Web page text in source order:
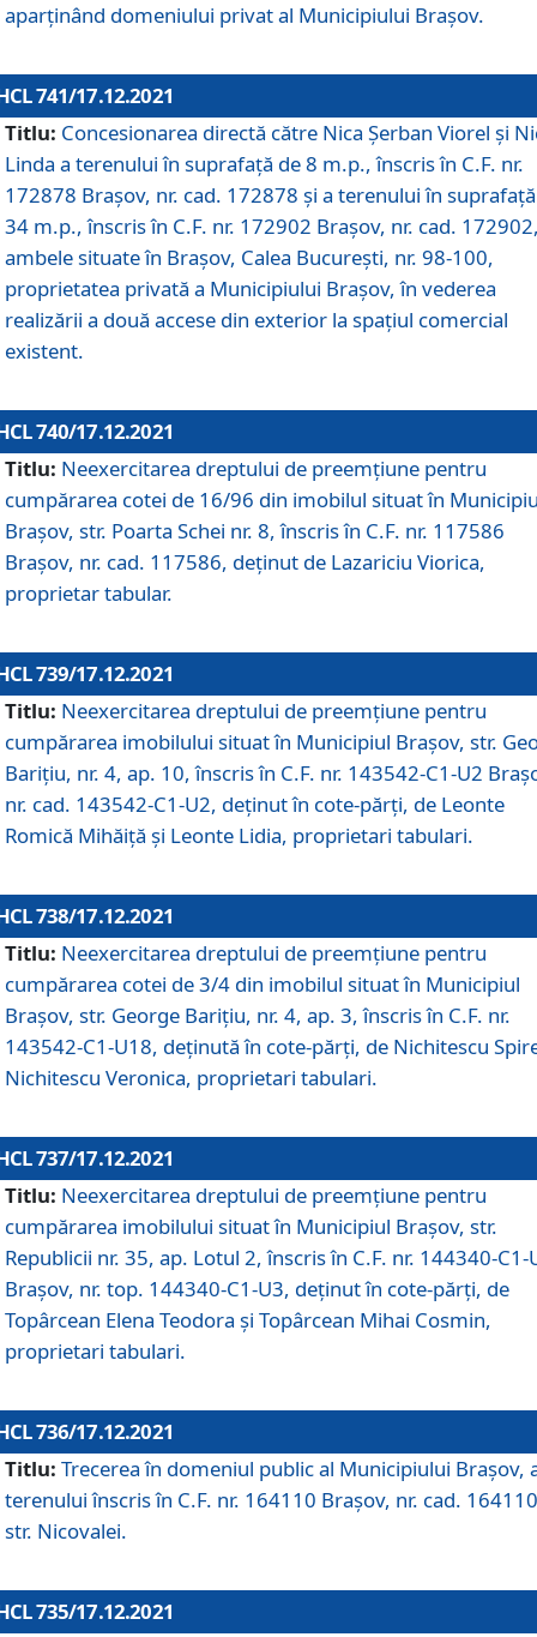
aparținând domeniului privat al Municipiului Brașov.
741/17.12.2021
Titlu: Concesionarea directă către Nica Șerban Viorel și
Linda a terenului în suprafață de 8 m.p., înscris în C.F. nr.
172878 Brașov, nr. cad. 172878 și a terenului în
34 m.p., înscris în C.F. nr. 172902 Brașov, nr. cad.
ambele situate în Brașov, Calea București, nr. 98-100,
proprietatea privată a Municipiului Brașov, în vederea
realizării a două accese din exterior la spațiul comercial
existent.
740/17.12.2021
Titlu: Neexercitarea dreptului de preemţiune pentru
cumpărarea cotei de 16/96 din imobilul situat în
Braşov, str. Poarta Schei nr. 8, înscris în C.F. nr. 117586
Brașov, nr. cad. 117586, deținut de Lazariciu Viorica,
proprietar tabular.
739/17.12.2021
Titlu: Neexercitarea dreptului de preemţiune pentru
cumpărarea imobilului situat în Municipiul Braşov, str.
Barițiu, nr. 4, ap. 10, înscris în C.F. nr. 143542-C1-U2
nr. cad. 143542-C1-U2, deținut în cote-părți, de Leonte
Romică Mihăiță și Leonte Lidia, proprietari tabulari.
738/17.12.2021
Titlu: Neexercitarea dreptului de preemţiune pentru
cumpărarea cotei de 3/4 din imobilul situat în Municipiul
Braşov, str. George Barițiu, nr. 4, ap. 3, înscris în C.F. nr.
143542-C1-U18, deținută în cote-părți, de Nichitescu
Nichitescu Veronica, proprietari tabulari.
737/17.12.2021
Titlu: Neexercitarea dreptului de preemţiune pentru
cumpărarea imobilului situat în Municipiul Braşov, str.
Republicii nr. 35, ap. Lotul 2, înscris în C.F. nr. 144340-C1-
Brașov, nr. top. 144340-C1-U3, deținut în cote-părți, de
Topârcean Elena Teodora și Topârcean Mihai Cosmin,
proprietari tabulari.
736/17.12.2021
Titlu: Trecerea în domeniul public al Municipiului Braşov,
terenului înscris în C.F. nr. 164110 Brașov, nr. cad.
str. Nicovalei.
735/17.12.2021